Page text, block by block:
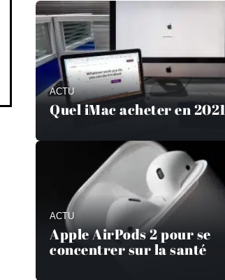
ACTU
Quel iMac acheter en
ACTU
Apple AirPods 2 pour se
concentrer sur la santé